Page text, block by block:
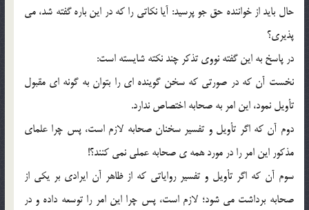
حال باید از خواننده حق جو پرسید: آیا نکاتى را که در این باره گفته شد، مى
پذیرى؟
در پاسخ به این گفته نووى تذکر چند نکته شایسته است:
نخست آن که در صورتى که سخن گوینده اى را بتوان به گونه اى مقبول
تأویل نمود، این امر به صحابه اختصاص ندارد.
دوم آن که اگر تأویل و تفسیر سخنان صحابه لازم است، پس چرا علماى
مذکور این امر را در مورد همه ی صحابه عملى نمى کنند؟!
سوم آن که اگر تأویل و تفسیر روایاتى که از ظاهر آن ایرادى بر یکى از
صحابه برداشت مى شود؛ لازم است، پس چرا این امر را توسعه داده و در